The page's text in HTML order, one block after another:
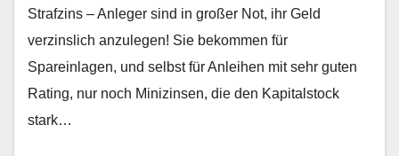
Strafzins – Anleger sind in großer Not, ihr Geld
verzinslich anzulegen! Sie bekommen für
Spareinlagen, und selbst für Anleihen mit sehr guten
Rating, nur noch Minizinsen, die den Kapitalstock
stark…